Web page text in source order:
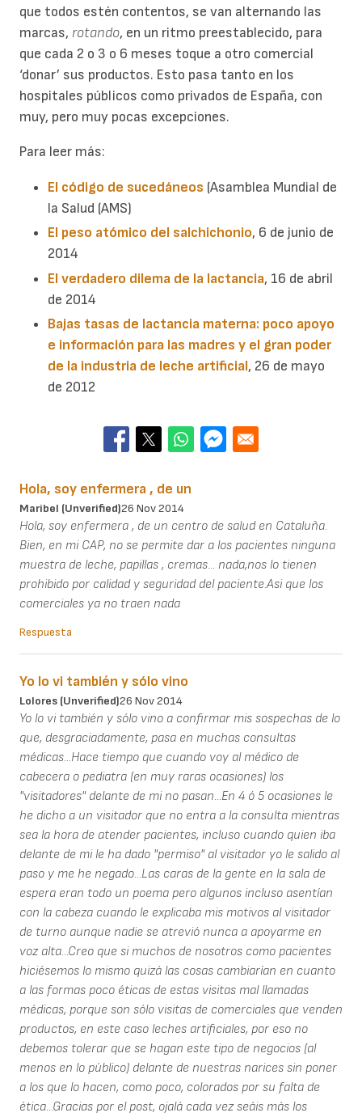
que todos estén contentos, se van alternando las
marcas, rotando, en un ritmo preestablecido, para
que cada 2 o 3 o 6 meses toque a otro comercial
‘donar’ sus productos. Esto pasa tanto en los
hospitales públicos como privados de España, con
muy, pero muy pocas excepciones.
Para leer más:
El código de sucedáneos (Asamblea Mundial de
la Salud (AMS)
El peso atómico del salchichonio, 6 de junio de
2014
El verdadero dilema de la lactancia, 16 de abril
de 2014
Bajas tasas de lactancia materna: poco apoyo
e información para las madres y el gran poder
de la industria de leche artificial, 26 de mayo
de 2012
Hola, soy enfermera , de un
Maribel (unverified)26 Nov 2014
Hola, soy enfermera , de un centro de salud en Cataluña.
Bien, en mi CAP, no se permite dar a los pacientes ninguna
muestra de leche, papillas , cremas... nada,nos lo tienen
prohibido por calidad y seguridad del paciente.Asi que los
comerciales ya no traen nada
Respuesta
Yo lo vi también y sólo vino
Lolores (unverified)26 Nov 2014
Yo lo vi también y sólo vino a confirmar mis sospechas de lo
que, desgraciadamente, pasa en muchas consultas
médicas...Hace tiempo que cuando voy al médico de
cabecera o pediatra (en muy raras ocasiones) los
"visitadores" delante de mi no pasan...En 4 ó 5 ocasiones le
he dicho a un visitador que no entra a la consulta mientras
sea la hora de atender pacientes, incluso cuando quien iba
delante de mi le ha dado "permiso" al visitador yo le salido al
paso y me he negado...Las caras de la gente en la sala de
espera eran todo un poema pero algunos incluso asentían
con la cabeza cuando le explicaba mis motivos al visitador
de turno aunque nadie se atrevió nunca a apoyarme en
voz alta...Creo que si muchos de nosotros como pacientes
hiciésemos lo mismo quizá las cosas cambiarían en cuanto
a las formas poco éticas de estas visitas mal llamadas
médicas, porque son sólo visitas de comerciales que venden
productos, en este caso leches artificiales, por eso no
debemos tolerar que se hagan este tipo de negocios (al
menos en lo público) delante de nuestras narices sin poner
a los que lo hacen, como poco, colorados por su falta de
ética...Gracias por el post, ojalá cada vez seáis más los